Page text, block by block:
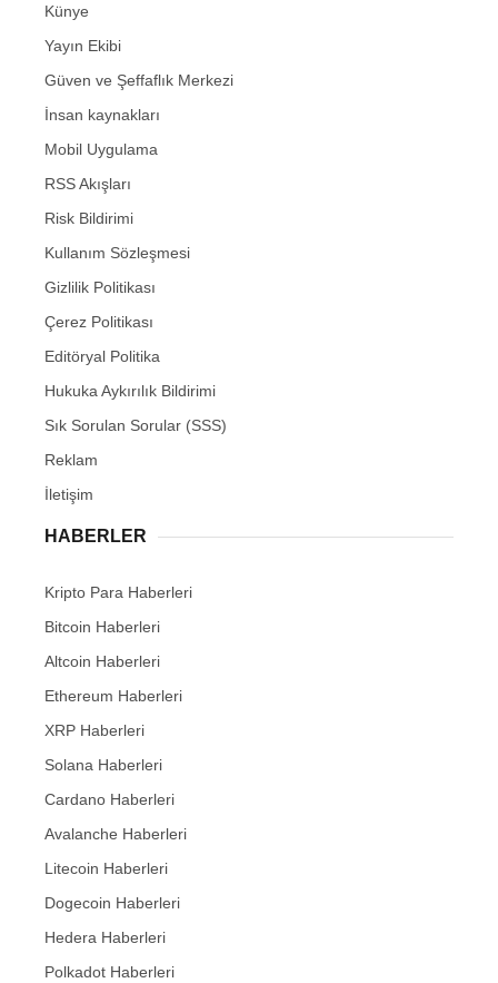
Künye
Yayın Ekibi
Güven ve Şeffaflık Merkezi
İnsan kaynakları
Mobil Uygulama
RSS Akışları
Risk Bildirimi
Kullanım Sözleşmesi
Gizlilik Politikası
Çerez Politikası
Editöryal Politika
Hukuka Aykırılık Bildirimi
Sık Sorulan Sorular (SSS)
Reklam
İletişim
HABERLER
Kripto Para Haberleri
Bitcoin Haberleri
Altcoin Haberleri
Ethereum Haberleri
XRP Haberleri
Solana Haberleri
Cardano Haberleri
Avalanche Haberleri
Litecoin Haberleri
Dogecoin Haberleri
Hedera Haberleri
Polkadot Haberleri